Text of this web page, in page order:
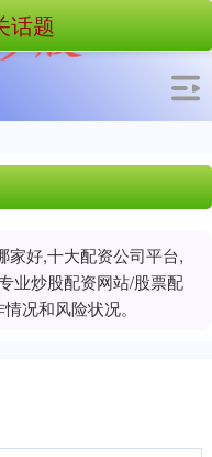
家好,十大配资公司平台,
业炒股配资网站/股票配
况和风险状况。
话题